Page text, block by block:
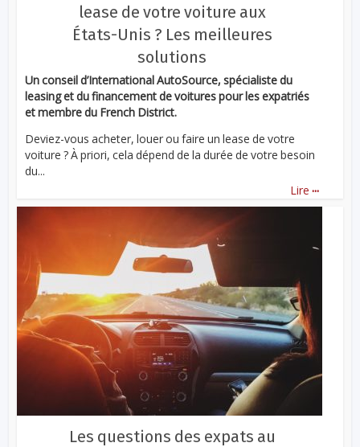
lease de votre voiture aux
États-Unis ? Les meilleures
solutions
Un conseil d’International AutoSource, spécialiste du
leasing et du financement de voitures pour les expatriés
et membre du French District.
Deviez-vous acheter, louer ou faire un lease de votre
voiture ? À priori, cela dépend de la durée de votre besoin
du...
Lire ...
Les questions des expats au